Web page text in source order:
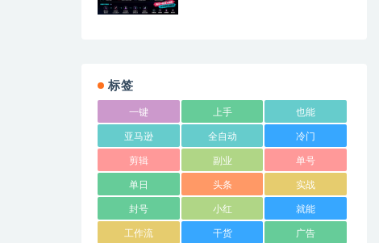
标签
一键 上手 也能
亚马逊 全自动 冷门
剪辑 副业 单号
单日 头条 实战
封号 小红 就能
工作流 干货 广告